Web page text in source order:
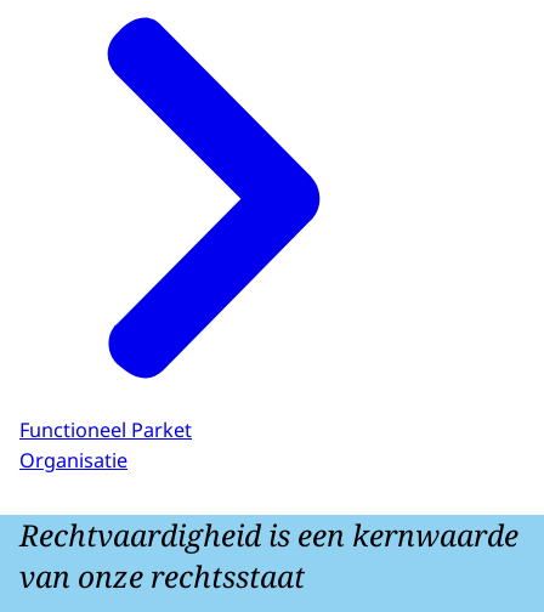
Functioneel Parket
Organisatie
Rechtvaardigheid is een kernwaarde
van onze rechtsstaat